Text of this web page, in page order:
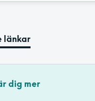
länkar
dig mer